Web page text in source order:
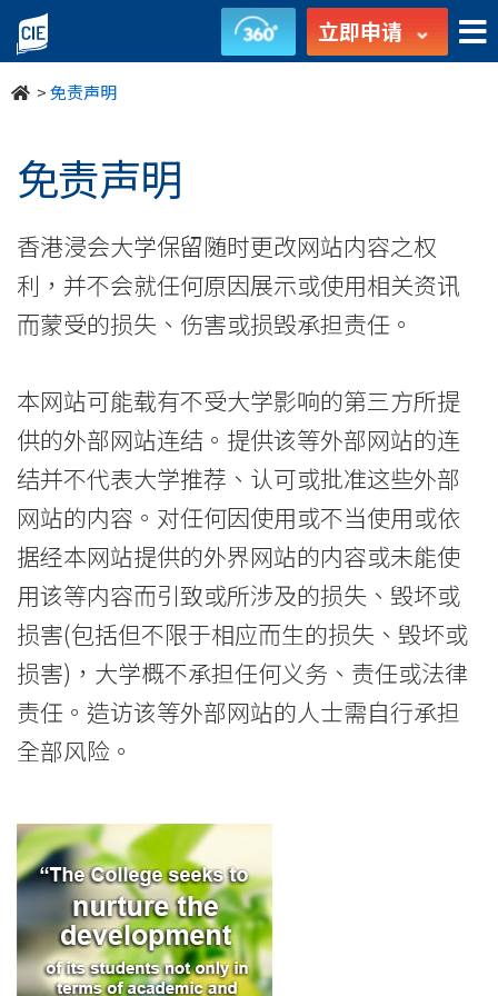
免
责
明
国
际
院
香
港
浸
会
大
学
立即申请
>免责声明
免责声明
香港浸会大学保留随时更改网站内容之权
利，并不会就任何原因展示或使用相关资讯
而蒙受的损失、伤害或损毁承担责任。
本网站可能载有不受大学影响的第三方所提
供的外部网站连结。提供该等外部网站的连
结并不代表大学推荐、认可或批准这些外部
网站的内容。对任何因使用或不当使用或依
据经本网站提供的外界网站的内容或未能使
用该等内容而引致或所涉及的损失、毁坏或
损害(包括但不限于相应而生的损失、毁坏或
损害)，大学概不承担任何义务、责任或法律
责任。造访该等外部网站的人士需自行承担
全部风险。